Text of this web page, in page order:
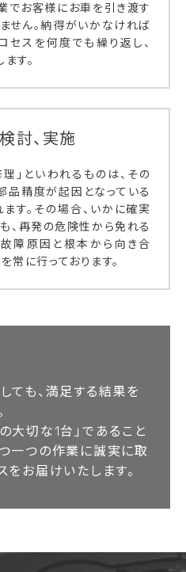
でお客様にお車を引き渡す
せん。納得がいかなければ
セスを何度でも繰り返し、
す。
討、実施
」といわれるものは、その
品精度が起因となっている
す。その場合、いかに確実
、再発の危険性から免れる
故障原因と根本から向き合
常に行っております。
ても、満足する結果を
大切な1台」であること
一つの作業に誠実に取
をお届けいたします。